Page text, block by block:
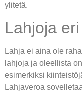
ylitetä.
Lahjoja
Lahja ei aina ole
lahjoja ja oleellista
esimerkiksi
Lahjaveroa